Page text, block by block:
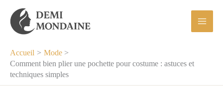
contenu
Accueil
Mode
Comment bien plier une pochette pour costume : astuces et
techniques simples